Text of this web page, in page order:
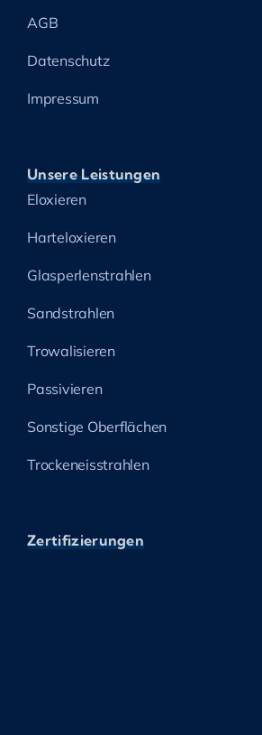
AGB
Datenschutz
Impressum
Unsere Leistungen
Eloxieren
Harteloxieren
Glasperlenstrahlen
Sandstrahlen
Trowalisieren
Passivieren
Sonstige Oberflächen
Trockeneisstrahlen
Zertifizierungen